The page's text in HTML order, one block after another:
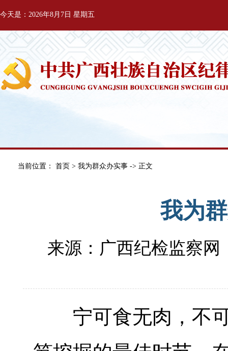
今天是：2026年8月7日 星期五
当前位置： 首页 > 我为群众办实事 -> 正文
我为
来源：广西纪检监察网
宁可食无肉，不可